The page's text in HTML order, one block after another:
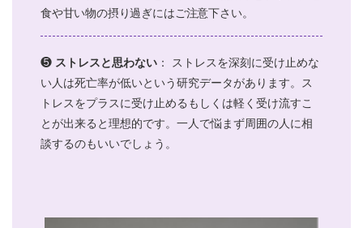
食や甘い物の摂り過ぎにはご注意下さい。
❺ ストレスと思わない ： ストレスを深刻に受け止めな
い人は死亡率が低いという研究データがあります。ス
トレスをプラスに受け止めるもしくは軽く受け流すこ
とが出来ると理想的です。一人で悩まず周囲の人に相
談するのもいいでしょう。